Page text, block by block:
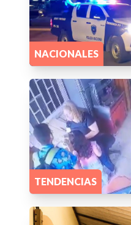
NACIONALES
TENDENCIAS